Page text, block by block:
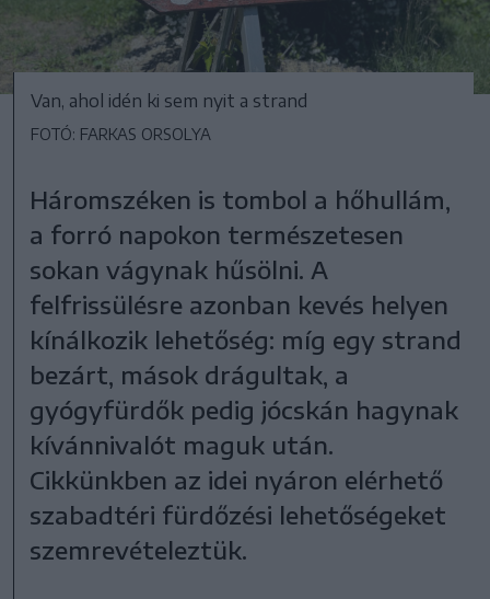
Van, ahol idén ki sem nyit a strand
FOTÓ: FARKAS ORSOLYA
Háromszéken is tombol a hőhullám,
a forró napokon természetesen
sokan vágynak hűsölni. A
felfrissülésre azonban kevés helyen
kínálkozik lehetőség: míg egy strand
bezárt, mások drágultak, a
gyógyfürdők pedig jócskán hagynak
kívánnivalót maguk után.
Cikkünkben az idei nyáron elérhető
szabadtéri fürdőzési lehetőségeket
szemrevételeztük.